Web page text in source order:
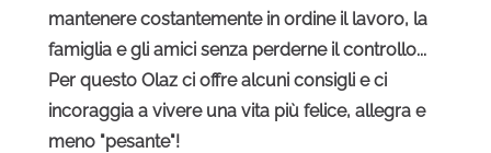
mantenere costantemente in ordine il lavoro, la
famiglia e gli amici senza perderne il controllo...
Per questo Olaz ci offre alcuni consigli e ci
incoraggia a vivere una vita più felice, allegra e
meno "pesante"!